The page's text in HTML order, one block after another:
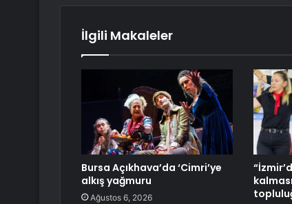
İlgili Makaleler
Bursa Açıkhava’da ‘Cimri’ye
alkış yağmuru
Ağustos 6, 2026